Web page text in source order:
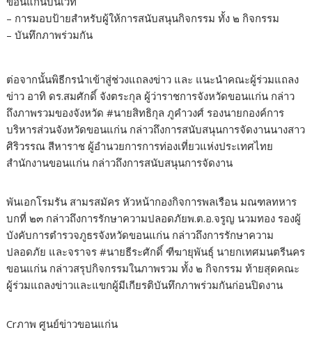
– การมอบป้ายสำหรับผู้ให้การสนับสนุนกิจกรรม ทั้ง ๒ กิจกรรม
– บันทึกภาพร่วมกัน
ต่อจากนั้นพิธีกรนำเข้าสู่ช่วงแถลงข่าว และ แนะนำคณะผู้ร่วมแถลง
ข่าว อาทิ​ ดร.สมศักดิ์ จังตระกุล ผู้ว่าราชการจังหวัดขอนแก่น กล่าว
ถึงภาพรวมของจังหวัด #นายสิทธิกุล ภูคำวงศ์ รองนายกองค์การ
บริหารส่วนจังหวัดขอนแก่น กล่าวถึงการสนับสนุนการจัดงานนางสาว
ศิริวรรณ สีหาราช ผู้อำนวยการการท่องเที่ยวแห่งประเทศไทย
สำนักงานขอนแก่น กล่าวถึงการสนับสนุนการจัดงาน
พันเอกโรมรัน สามรสมัคร หัวหน้ากองกิจการพลเรือน มณฑลทหาร
บกที่ ๒๓ กล่าวถึงการรักษาความปลอดภัยพ.ต.อ.จรูญ นวมทอง รองผู้
บังคับการตำรวจภูธรจังหวัดขอนแก่น กล่าวถึงการรักษาความ
ปลอดภัย และจราจร #นายธีระศักดิ์ ฑีฆายุพันธุ์ นายกเทศมนตรีนคร
ขอนแก่น กล่าวสรุปกิจกรรมในภาพรวม ทั้ง ๒ กิจกรรม ท้ายสุดคณะ
ผู้ร่วมแถลงข่าวและแขกผู้มีเกียรติบันทึกภาพร่วมกันก่อนปิดงาน
Crภาพ ศูนย์ข่าวขอนแก่น